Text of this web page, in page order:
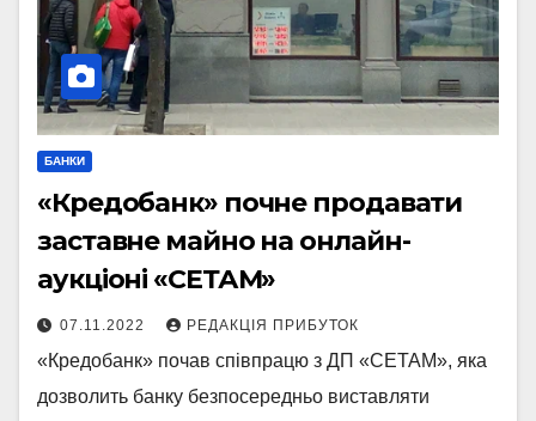
БАНКИ
«Кредобанк» почне продавати
заставне майно на онлайн-
аукціоні «СЕТАМ»
07.11.2022 РЕДАКЦІЯ ПРИБУТОК
«Кредобанк» почав співпрацю з ДП «СЕТАМ», яка
дозволить банку безпосередньо виставляти